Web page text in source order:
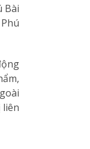
Bài
liên